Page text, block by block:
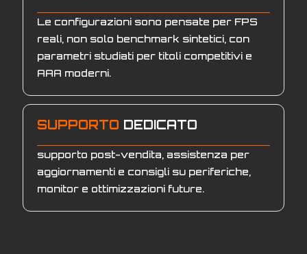
Le configurazioni sono pensate per FPS
reali, non solo benchmark sintetici, con
parametri studiati per titoli competitivi e
AAA moderni.
SUPPORTO DEDICATO
supporto post-vendita, assistenza per
aggiornamenti e consigli su periferiche,
monitor e ottimizzazioni future.